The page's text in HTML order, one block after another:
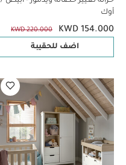
أوك
KWD 154.000
KWD 220.000
اضف للحقيبة